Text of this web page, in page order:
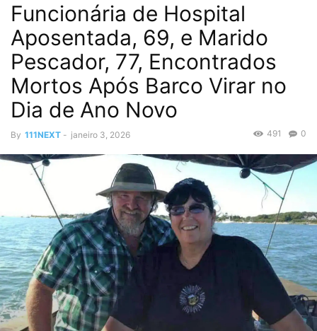
Funcionária de Hospital
Aposentada, 69, e Marido
Pescador, 77, Encontrados
Mortos Após Barco Virar no
Dia de Ano Novo
By 111NEXT - janeiro 3, 2026 0
491